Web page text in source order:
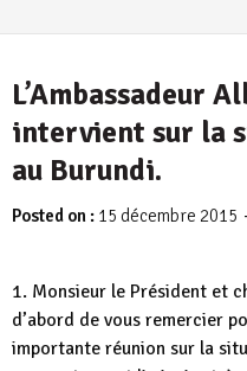
L’Ambassadeur
intervient sur la
au Burundi.
Posted on : 15 décembre 2015
1. Monsieur le Président et
d’abord de vous remercier
importante réunion sur la